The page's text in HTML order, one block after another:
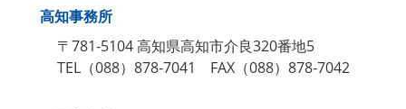
高知事務所
〒781‐5104 高知県高知市介良320番地5
TEL（088）878‐7041 FAX（088）878‐7042